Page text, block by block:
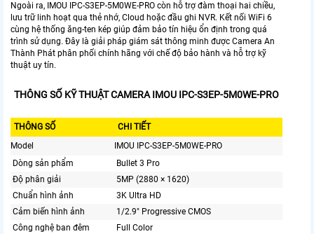
Ngoài ra, IMOU IPC-S3EP-5M0WE-PRO còn hỗ trợ đàm thoại hai chiều,
lưu trữ linh hoạt qua thẻ nhớ, Cloud hoặc đầu ghi NVR. Kết nối WiFi 6
cùng hệ thống ăng-ten kép giúp đảm bảo tín hiệu ổn định trong quá
trình sử dụng. Đây là giải pháp giám sát thông minh được Camera An
Thành Phát phân phối chính hãng với chế độ bảo hành và hỗ trợ kỹ
thuật uy tín.
THÔNG SỐ KỸ THUẬT CAMERA IMOU IPC-S3EP-5M0WE-PRO
THÔNG SỐ
CHI TIẾT
Model
IMOU IPC-S3EP-5M0WE-PRO
Dòng sản phẩm
Bullet 3 Pro
Độ phân giải
5MP (2880 × 1620)
Chuẩn hình ảnh
3K Ultra HD
Cảm biến hình ảnh
1/2.9" Progressive CMOS
Công nghệ ban đêm
Full Color